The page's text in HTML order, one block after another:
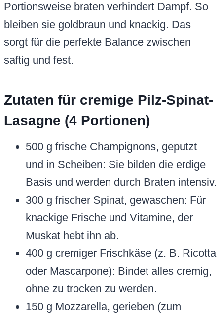
Portionsweise braten verhindert Dampf. So
bleiben sie goldbraun und knackig. Das
sorgt für die perfekte Balance zwischen
saftig und fest.
Zutaten für cremige Pilz-Spinat-
Lasagne (4 Portionen)
500 g frische Champignons, geputzt
und in Scheiben: Sie bilden die erdige
Basis und werden durch Braten intensiv.
300 g frischer Spinat, gewaschen: Für
knackige Frische und Vitamine, der
Muskat hebt ihn ab.
400 g cremiger Frischkäse (z. B. Ricotta
oder Mascarpone): Bindet alles cremig,
ohne zu trocken zu werden.
150 g Mozzarella, gerieben (zum